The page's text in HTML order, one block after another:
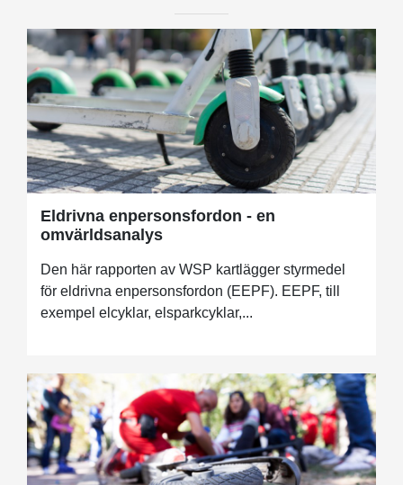
Eldrivna enpersonsfordon - en
omvärldsanalys
Den här rapporten av WSP kartlägger styrmedel
för eldrivna enpersonsfordon (EEPF). EEPF, till
exempel elcyklar, elsparkcyklar,...